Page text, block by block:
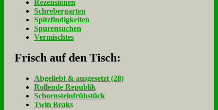
Rezensionen
Schrebergarten
Spitzfindigkeiten
Spurensuchen
Vermischtes
Frisch auf den Tisch:
Ab­ge­liebt & aus­ge­setzt (28)
Rol­len­de Re­pu­blik
Schorn­stein­früh­stück
Twin Beaks